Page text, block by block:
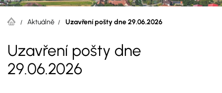
Aktuálně Uzavření pošty dne 29.06.2026
Uzavření pošty dne
29.06.2026